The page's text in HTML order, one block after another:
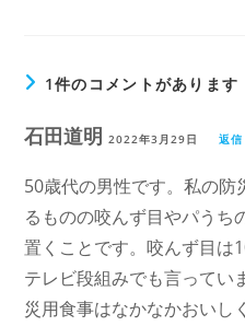
1件のコメントがあります
石田道明2022年3月29日 返信
50歳代の男性です。私の
るものの咬んず目やパうち
置くことです。咬んず目は
テレビ段組みでも言ってい
災用食事はなかなかおいし